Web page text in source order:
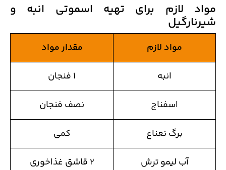
مواد لازم برای تهیه اسموتی انبه و
شیرنارگیل
مواد لازم مقدار مواد
انبه ۱ فنجان
اسفناج نصف فنجان
برگ نعناع کمی
آب لیمو ترش ۲ قاشق غذاخوری